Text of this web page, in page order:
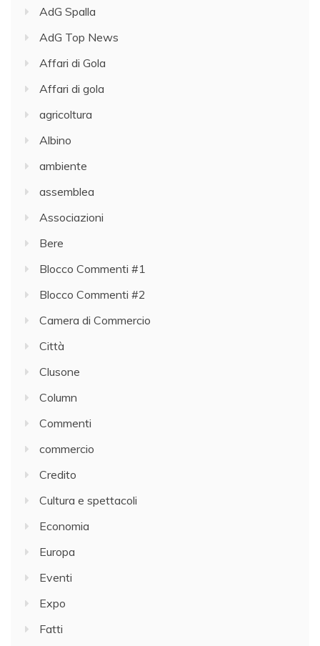
AdG Spalla
AdG Top News
Affari di Gola
Affari di gola
agricoltura
Albino
ambiente
assemblea
Associazioni
Bere
Blocco Commenti #1
Blocco Commenti #2
Camera di Commercio
Città
Clusone
Column
Commenti
commercio
Credito
Cultura e spettacoli
Economia
Europa
Eventi
Expo
Fatti